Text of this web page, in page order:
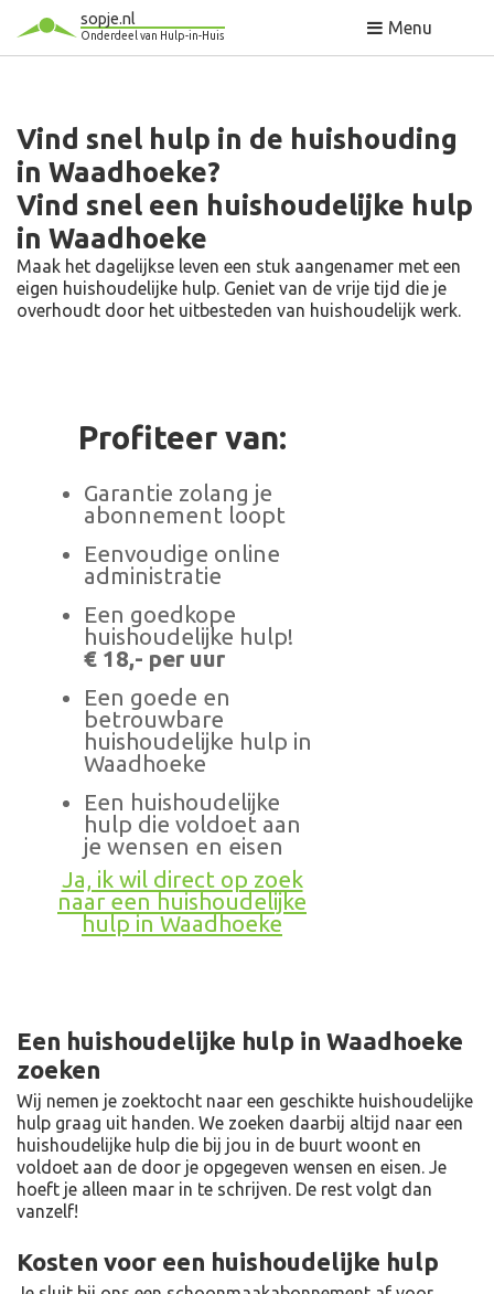
sopje.nl
Onderdeel van Hulp-in-Huis Menu
Vind snel hulp in de huishouding
in Waadhoeke?
Vind snel een huishoudelijke hulp
in Waadhoeke
Maak het dagelijkse leven een stuk aangenamer met een
eigen huishoudelijke hulp. Geniet van de vrije tijd die je
overhoudt door het uitbesteden van huishoudelijk werk.
Profiteer van:
Garantie zolang je
abonnement loopt
Eenvoudige online
administratie
Een goedkope
huishoudelijke hulp!
€ 18,- per uur
Een goede en
betrouwbare
huishoudelijke hulp in
Waadhoeke
Een huishoudelijke
hulp die voldoet aan
je wensen en eisen
Ja, ik wil direct op zoek
naar een huishoudelijke
hulp in Waadhoeke
Een huishoudelijke hulp in Waadhoeke
zoeken
Wij nemen je zoektocht naar een geschikte huishoudelijke
hulp graag uit handen. We zoeken daarbij altijd naar een
huishoudelijke hulp die bij jou in de buurt woont en
voldoet aan de door je opgegeven wensen en eisen. Je
hoeft je alleen maar in te schrijven. De rest volgt dan
vanzelf!
Kosten voor een huishoudelijke hulp